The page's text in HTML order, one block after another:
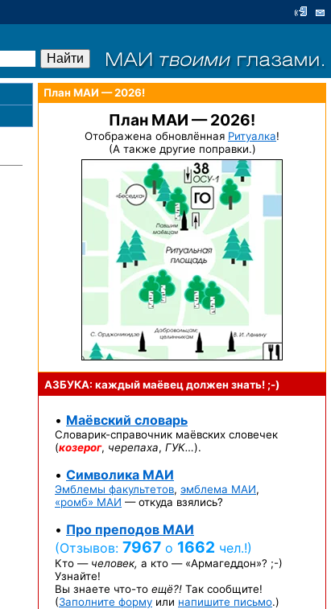
План МАИ — 2026!
План МАИ — 2026!
Отображена обновлённая Ритуалка!
(А также другие поправки.)
АЗБУКА: каждый маёвец должензнать! ;-)
• Маёвский словарь
Словарик-справочник маёвских словечек
(козерог, черепаха, ГУК…).
• Символика МАИ
Эмблемы факультетов, эмблема МАИ,
«ромб» МАИ — откуда взялись?
• Про преподов МАИ
(Отзывов: 7967 о 1662 чел.!)
Кто — человек, а кто — «Армагеддон»? ;-)
Узнайте!
Вы знаете что-то ещё?! Так сообщите!
(Заполните форму или напишите письмо.)